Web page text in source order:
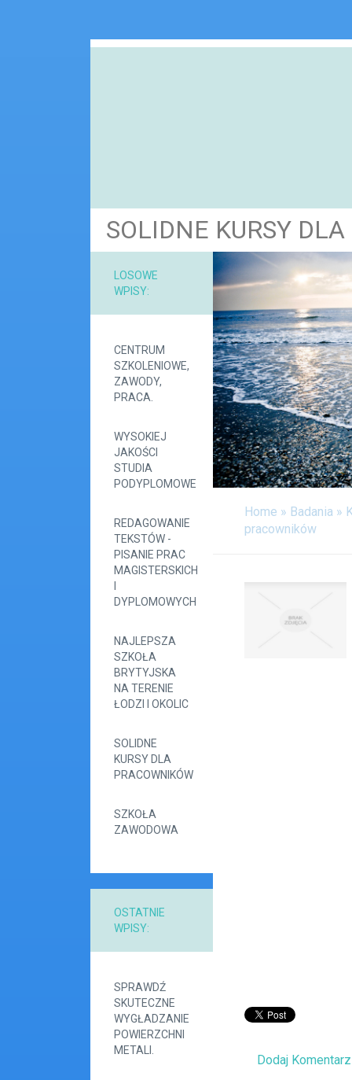
SOLIDNE KURSY
LOSOWE
WPISY:
CENTRUM
SZKOLENIOWE,
ZAWODY,
PRACA.
WYSOKIEJ
JAKOŚCI
STUDIA
PODYPLOMOWE
REDAGOWANIE
TEKSTÓW -
PISANIE PRAC
MAGISTERSKICH
DYPLOMOWYCH
NAJLEPSZA
SZKOŁA
BRYTYJSKA
NA TERENIE
ŁODZI I OKOLIC
SOLIDNE
KURSY DLA
PRACOWNIKÓW
SZKOŁA
ZAWODOWA
OSTATNIE
WPISY:
SPRAWDŹ
SKUTECZNE
WYGŁADZANIE
POWIERZCHNI
METALI.
Home » Badania »
pracowników
Dodaj Komentarz